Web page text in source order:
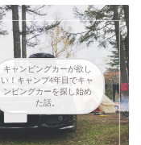
キャンピングカーが欲し
い！キャンプ4年目でキャ
ンピングカーを探し始め
た話。